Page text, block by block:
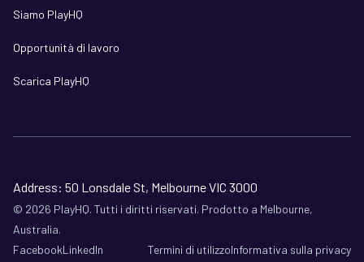
Siamo PlayHQ
Opportunità di lavoro
Scarica PlayHQ
Address: 50 Lonsdale St, Melbourne VIC 3000
© 2026 PlayHQ. Tutti i diritti riservati. Prodotto a Melbourne,
Australia.
FacebookLinkedIn Termini di utilizzoInformativa sulla privacy